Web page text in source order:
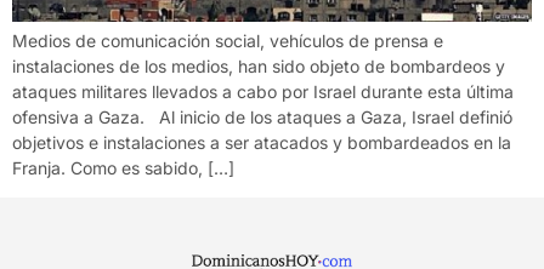
Medios de comunicación social, vehículos de prensa e
instalaciones de los medios, han sido objeto de bombardeos y
ataques militares llevados a cabo por Israel durante esta última
ofensiva a Gaza. Al inicio de los ataques a Gaza, Israel definió
objetivos e instalaciones a ser atacados y bombardeados en la
Franja. Como es sabido, […]